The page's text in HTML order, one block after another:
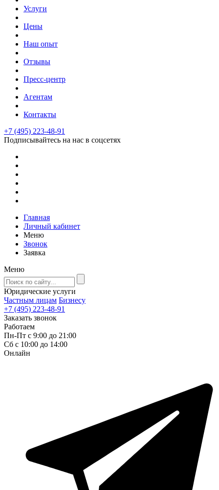
Услуги
Цены
Наш опыт
Отзывы
Пресс-центр
Агентам
Контакты
+7 (495) 223-48-91
Подписывайтесь на нас в соцсетях
Главная
Личный кабинет
Меню
Звонок
Заявка
Меню
Юридические услуги
Частным лицам Бизнесу
+7 (495) 223-48-91
Заказать звонок
Работаем
Пн-Пт с 9:00 до 21:00
Сб с 10:00 до 14:00
Онлайн